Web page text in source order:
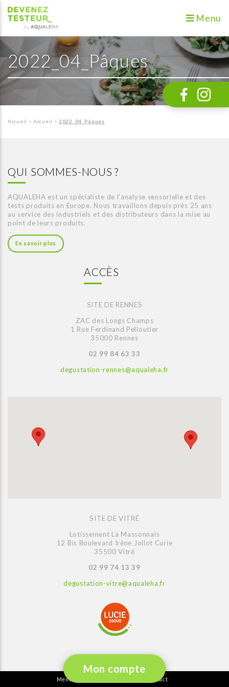
Menu
Mon compte
2022_04_Pâques
Accueil >Accueil >2022_04_Pâques
QUI SOMMES-NOUS ?
AQUALEHA est un spécialiste de l’analyse sensorielle et des
tests produits en Europe. Nous travaillons depuis près 25 ans
au service des industriels et des distributeurs dans la mise au
point de leurs produits.
En savoir plus
ACCÈS
SITE DE RENNES
ZAC des Longs Champs
1 Rue Ferdinand Pelloutier
35000 Rennes
02 99 84 63 33
degustation-rennes@aqualeha.fr
SITE DE VITRÉ
Lotissement La Massonnais
12 Bis Boulevard Irène Joliot Curie
35500 Vitré
02 99 74 13 39
degustation-vitre@aqualeha.fr
Mentions légales Contact